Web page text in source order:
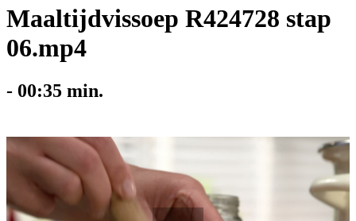
Maaltijdvissoep R424728 stap
06.mp4
- 00:35 min.